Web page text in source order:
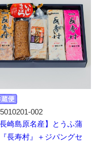
002
長崎島原名産】とうふ蒲
長寿村』＋ジパングセ